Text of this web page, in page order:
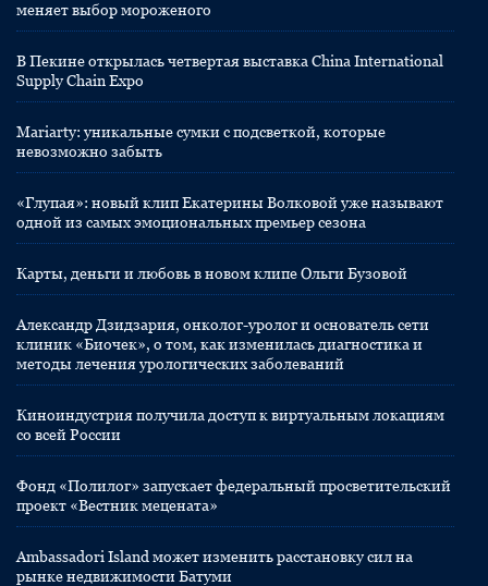
меняет выбор мороженого
В Пекине открылась четвертая выставка China International
Supply Chain Expo
Mariarty: уникальные сумки с подсветкой, которые
невозможно забыть
«Глупая»: новый клип Екатерины Волковой уже называют
одной из самых эмоциональных премьер сезона
Карты, деньги и любовь в новом клипе Ольги Бузовой
Александр Дзидзария, онколог-уролог и основатель сети
клиник «Биочек», о том, как изменилась диагностика и
методы лечения урологических заболеваний
Киноиндустрия получила доступ к виртуальным локациям
со всей России
Фонд «Полилог» запускает федеральный просветительский
проект «Вестник мецената»
Ambassadori Island может изменить расстановку сил на
рынке недвижимости Батуми